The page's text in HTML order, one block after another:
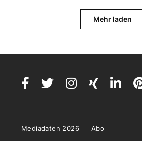
Mehr laden
Mediadaten 2026 Abo